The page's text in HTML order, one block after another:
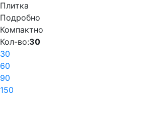
Плитка
Подробно
Компактно
Кол-во:30
30
60
90
150